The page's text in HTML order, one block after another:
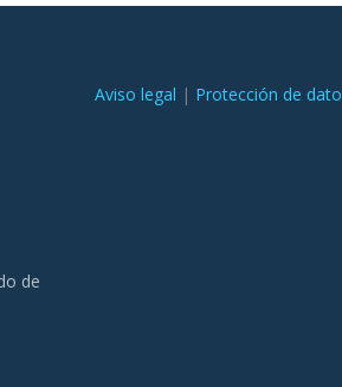
de
Aviso legal | Protección de